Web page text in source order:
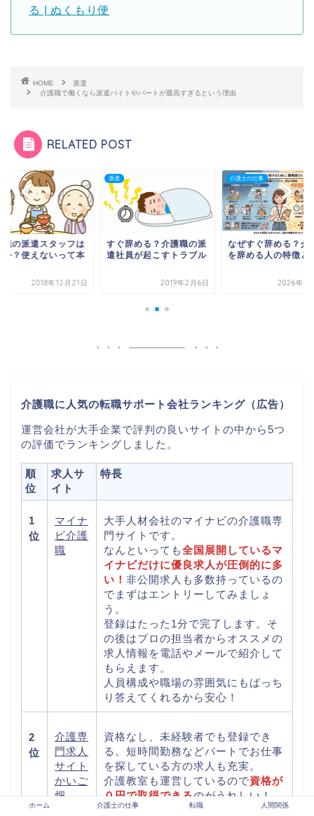
る | ぬくもり便
HOME
派遣
介護職で働くなら派遣バイトやパートが最高すぎるという理由
RELATED POST
職の派遣スタッフは
か？使えないって本
2018年12月21日
派遣
すぐ辞める？介護職の派
遣社員が起こすトラブル
2019年2月6日
介護士の仕事
なぜすぐ辞める？介
を辞める人の特徴と
2026年6
介護職に人気の転職サポート会社ランキング（広告）
運営会社が大手企業で評判の良いサイトの中から5つ
の評価でランキングしました。
順
位
求人サ
イト
特長
1
位
マイナ
ビ介護
職
大手人材会社のマイナビの介護職専
門サイトです。
なんといっても全国展開しているマ
イナビだけに優良求人が圧倒的に多
い！ 非公開求人も多数持っているの
でまずはエントリーしてみましょ
う。
登録はたった1分で完了します。そ
の後はプロの担当者からオススメの
求人情報を電話やメールで紹介して
もらえます。
人員構成や職場の雰囲気にもばっち
り答えてくれるから安心！
2
位
介護専
門求人
サイト
かいご
畑
資格なし、未経験者でも登録でき
る。短時間勤務などパートでお仕事
を探している方の求人も充実。
介護教室も運営しているので資格が
０円で取得できるのがうれしい！
ホーム 介護士の仕事 転職 人間関係